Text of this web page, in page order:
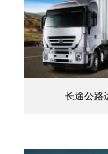
长途公路